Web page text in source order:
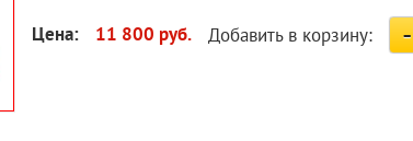
Цена: 11 800 руб. Добавить в корзину: